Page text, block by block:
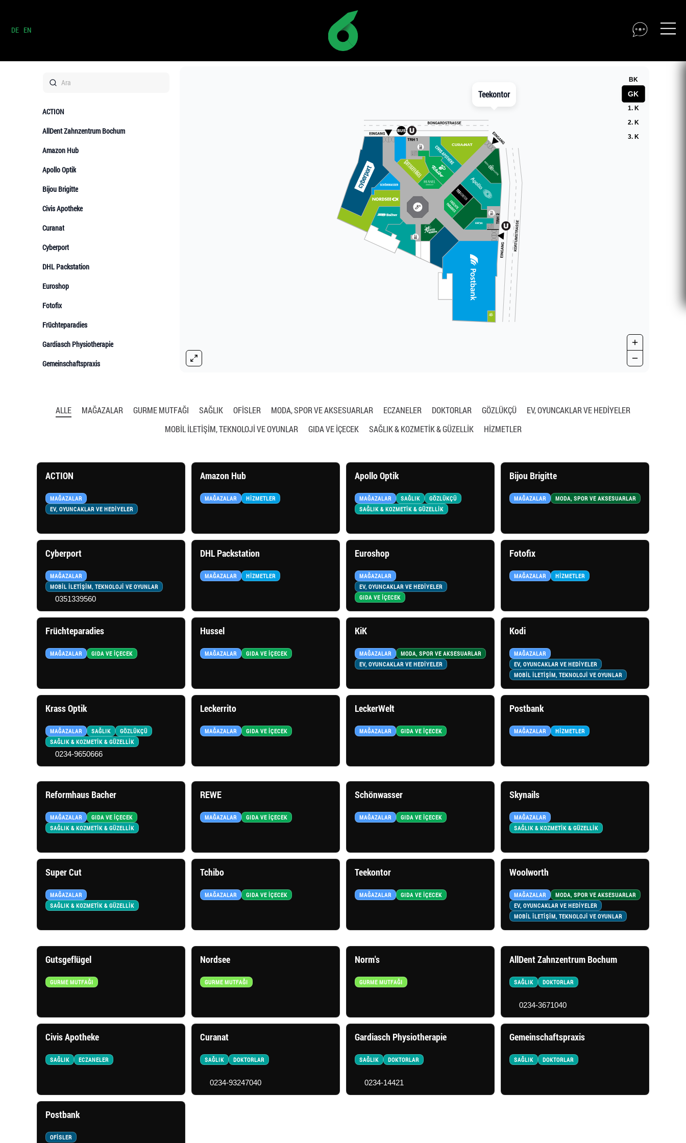
DE EN
ALLE MAĞAZALAR GURME MUTFAĞI SAĞLIK OFISLER MODA, SPOR VE AKSESUARLAR ECZANELER DOKTORLAR GÖZLÜKÇÜ
EV, OYUNCAKLAR VE HEDİYELER
MOBİL İLETİŞİM, TEKNOLOJİ VE OYUNLAR
GIDA VE İÇECEK SAĞLIK & KOZMETİK & GÜZELLİK HIZMETLER
MAĞAZALAR
EV, OYUNCAKLAR VE HEDİYELER
ACTION
MAĞAZALAR HIZMETLER
Amazon Hub
MAĞAZALAR SAĞLIK
GÖZLÜKÇÜ
SAĞLIK & KOZMETİK & GÜZELLİK
Apollo Optik
MAĞAZALAR MODA, SPOR VE AKSESUARLAR
Bijou Brigitte
MAĞAZALAR
MOBİL İLETİŞİM, TEKNOLOJİ VE OYUNLAR
Cyberport
0351339560
MAĞAZALAR HIZMETLER
DHL Packstation
MAĞAZALAR
EV, OYUNCAKLAR VE HEDİYELER
GIDA VE İÇECEK
Euroshop
MAĞAZALAR HIZMETLER
Fotofix
MAĞAZALAR GIDA VE İÇECEK
Früchteparadies
MAĞAZALAR GIDA VE İÇECEK
Hussel
MAĞAZALAR
MODA, SPOR VE AKSESUARLAR
EV, OYUNCAKLAR VE HEDİYELER
KiK
MAĞAZALAR
EV, OYUNCAKLAR VE HEDİYELER
MOBİL İLETİŞİM, TEKNOLOJİ VE OYUNLAR
Kodi
MAĞAZALAR SAĞLIK
GÖZLÜKÇÜ
SAĞLIK & KOZMETİK & GÜZELLİK
Krass Optik
0234-9650666
MAĞAZALAR GIDA VE İÇECEK
Leckerrito
MAĞAZALAR GIDA VE İÇECEK
LeckerWelt
MAĞAZALAR HIZMETLER
Postbank
MAĞAZALAR
GIDA VE İÇECEK
SAĞLIK & KOZMETİK & GÜZELLİK
Reformhaus Bacher
MAĞAZALAR GIDA VE İÇECEK
REWE
MAĞAZALAR GIDA VE İÇECEK
Schönwasser
MAĞAZALAR
SAĞLIK & KOZMETİK & GÜZELLİK
Skynails
MAĞAZALAR
SAĞLIK & KOZMETİK & GÜZELLİK
Super Cut
MAĞAZALAR GIDA VE İÇECEK
Tchibo
MAĞAZALAR GIDA VE İÇECEK
Teekontor
MAĞAZALAR
MODA, SPOR VE AKSESUARLAR
EV, OYUNCAKLAR VE HEDİYELER
MOBİL İLETİŞİM, TEKNOLOJİ VE OYUNLAR
Woolworth
GURME MUTFAĞI
Gutsgeflügel
GURME MUTFAĞI
Nordsee
GURME MUTFAĞI
Norm's
SAĞLIK DOKTORLAR
AllDent Zahnzentrum Bochum
0234-3671040
SAĞLIK ECZANELER
Civis Apotheke
SAĞLIK DOKTORLAR
Curanat
0234-93247040
SAĞLIK DOKTORLAR
Gardiasch Physiotherapie
0234-14421
SAĞLIK DOKTORLAR
Gemeinschaftspraxis
OFISLER
Postbank